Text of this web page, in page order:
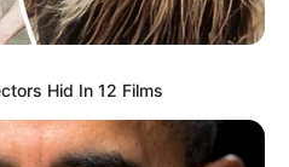
Hid In 12 Films